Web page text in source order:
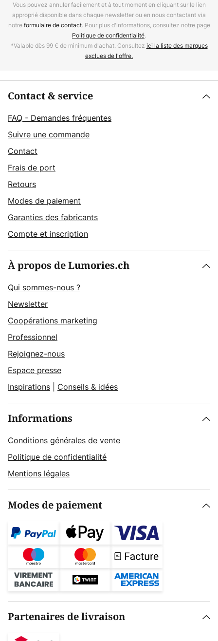
Vous pouvez annuler facilement et à tout moment en cliquant sur le lien
approprié disponible dans chaque newsletter ou en nous contactant via
notreformulaire de contact. Pour plus d'informations, consultez notre page
Politique de confidentialité.
*Valable dès 99 € de minimum d'achat. Consultez ici la liste des marques
exclues de l'offre.
Contact & service
FAQ - Demandes fréquentes
Suivre une commande
Contact
Frais de port
Retours
Modes de paiement
Garanties des fabricants
Compte et inscription
À propos de Lumories.ch
Qui sommes-nous ?
Newsletter
Coopérations marketing
Professionnel
Rejoignez-nous
Espace presse
Inspirations
Conseils & idées
Informations
Conditions générales de vente
Politique de confidentialité
Mentions légales
Modes de paiement
Partenaires de livraison